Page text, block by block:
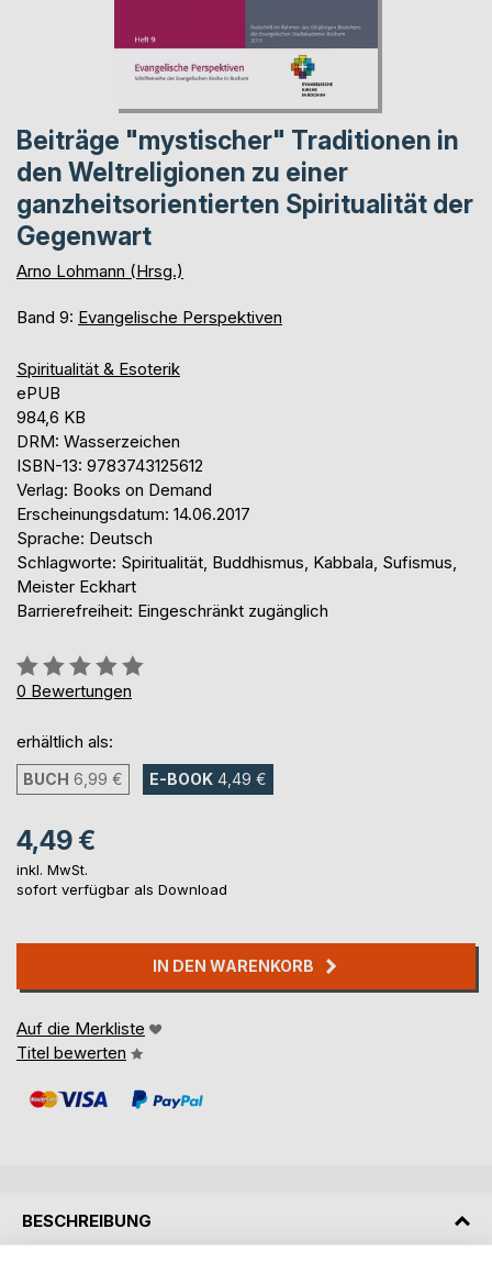
Beiträge "mystischer" Traditionen in
den Weltreligionen zu einer
ganzheitsorientierten Spiritualität der
Gegenwart
Arno Lohmann (Hrsg.)
Band 9: Evangelische Perspektiven
Spiritualität & Esoterik
ePUB
984,6 KB
DRM: Wasserzeichen
ISBN-13: 9783743125612
Verlag: Books on Demand
Erscheinungsdatum: 14.06.2017
Sprache: Deutsch
Schlagworte: Spiritualität, Buddhismus, Kabbala, Sufismus,
Meister Eckhart
Barrierefreiheit: Eingeschränkt zugänglich
Bewertung::
0%
0 Bewertungen
erhältlich als:
BUCH 6,99 € E-BOOK 4,49 €
4,49 €
inkl. MwSt.
sofort verfügbar als Download
IN DEN WARENKORB
Auf die Merkliste
Titel bewerten
BESCHREIBUNG